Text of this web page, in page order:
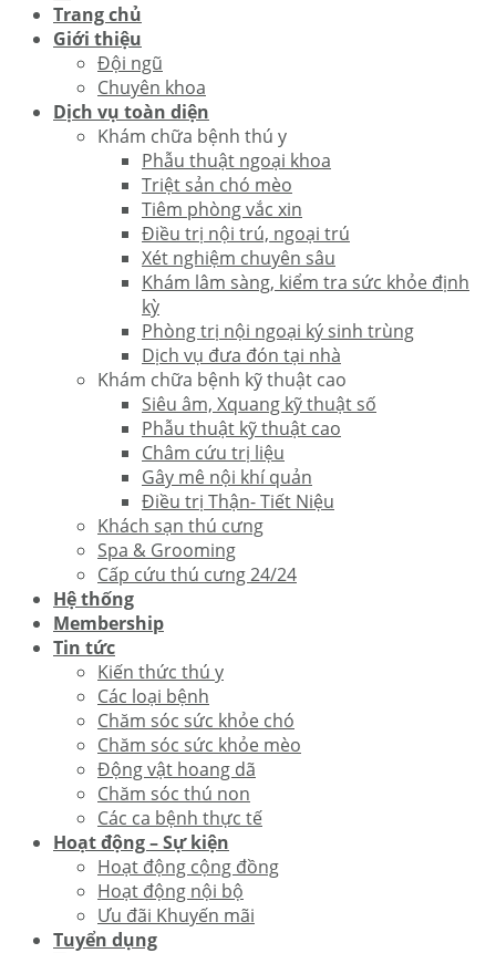
Trang chủ
Giới thiệu
Đội ngũ
Chuyên khoa
Dịch vụ toàn diện
Khám chữa bệnh thú y
Phẫu thuật ngoại khoa
Triệt sản chó mèo
Tiêm phòng vắc xin
Điều trị nội trú, ngoại trú
Xét nghiệm chuyên sâu
Khám lâm sàng, kiểm tra sức khỏe định
kỳ
Phòng trị nội ngoại ký sinh trùng
Dịch vụ đưa đón tại nhà
Khám chữa bệnh kỹ thuật cao
Siêu âm, Xquang kỹ thuật số
Phẫu thuật kỹ thuật cao
Châm cứu trị liệu
Gây mê nội khí quản
Điều trị Thận- Tiết Niệu
Khách sạn thú cưng
Spa & Grooming
Cấp cứu thú cưng 24/24
Hệ thống
Membership
Tin tức
Kiến thức thú y
Các loại bệnh
Chăm sóc sức khỏe chó
Chăm sóc sức khỏe mèo
Động vật hoang dã
Chăm sóc thú non
Các ca bệnh thực tế
Hoạt động – Sự kiện
Hoạt động cộng đồng
Hoạt động nội bộ
Ưu đãi Khuyến mãi
Tuyển dụng